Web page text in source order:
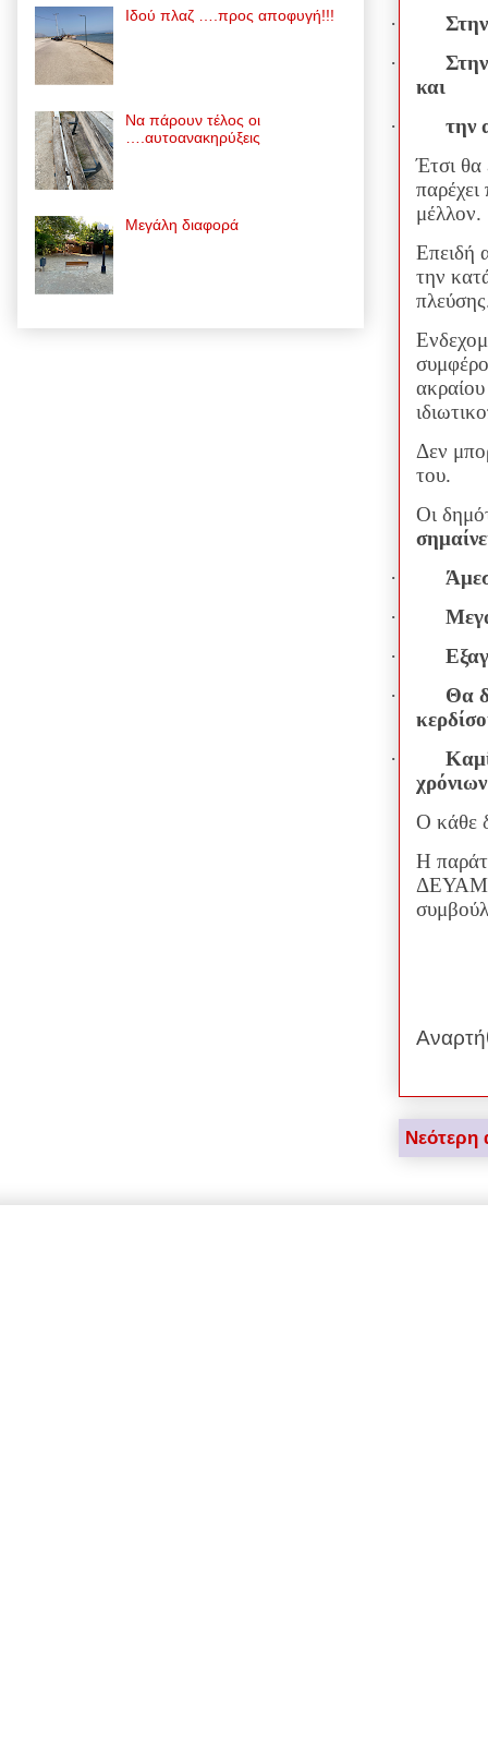
·
·
και
·
την
Έτσι θα
μέλλον.
Επειδή
την
Δεν
του.
Οι
·
·
·
·
Θα
·
Ο κάθε
Η
ΔΕΥΑΜ
Νεότερη
Ιδού πλαζ ….προς αποφυγή!!!
Να πάρουν τέλος οι
….αυτοανακηρύξεις
Μεγάλη διαφορά